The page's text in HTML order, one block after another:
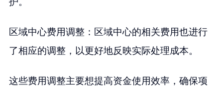
区域中心费用调整：区域中心的相关费用也进行
了相应的调整，以更好地反映实际处理成本。
这些费用调整主要想提高资金使用效率，确保项